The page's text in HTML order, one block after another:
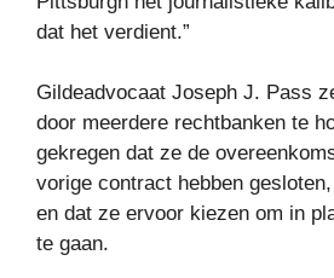
dat het verdient.”
Gildeadvocaat Joseph J. Pass
door meerdere rechtbanken te
gekregen dat ze de
vorige contract hebben
en dat ze ervoor kiezen om in
te gaan.